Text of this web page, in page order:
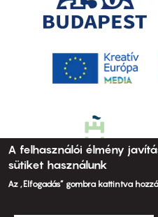
A felhasználói élmény
sütiket használunk
Az „Elfogadás” gombra kattintva